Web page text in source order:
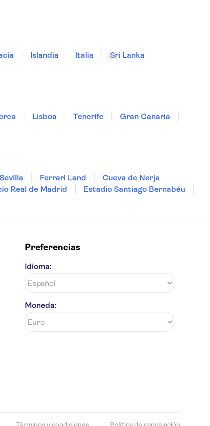
Islandia Italia
Sri Lanka
Lisboa Tenerife
Gran Canaria
Ferrari Land
Cueva de Nerja
Real de Madrid
Estadio Santiago Bernabéu
Preferencias
Idioma:
Moneda: